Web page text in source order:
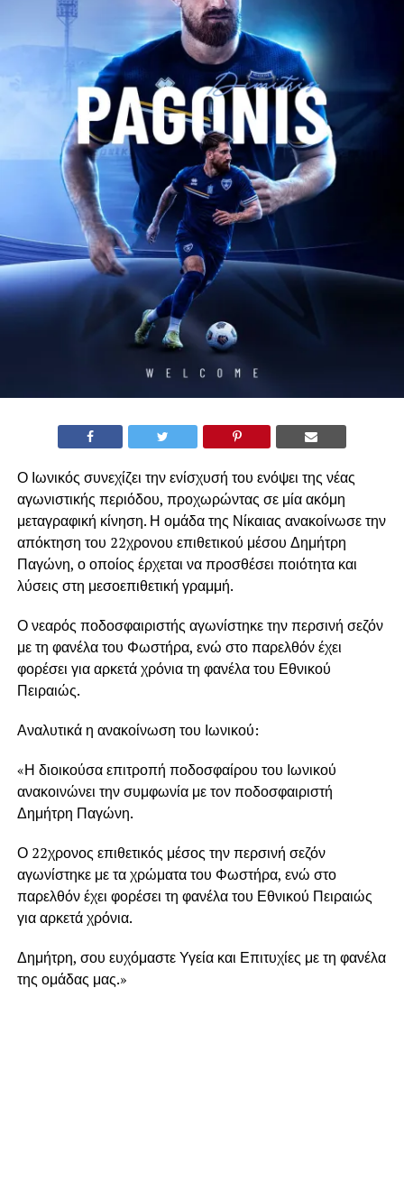
Ο Ιωνικός συνεχίζει την ενίσχυσή του ενόψει της νέας
αγωνιστικής περιόδου, προχωρώντας σε μία ακόμη
μεταγραφική κίνηση. Η ομάδα της Νίκαιας ανακοίνωσε την
απόκτηση του 22χρονου επιθετικού μέσου Δημήτρη
Παγώνη, ο οποίος έρχεται να προσθέσει ποιότητα και
λύσεις στη μεσοεπιθετική γραμμή.
Ο νεαρός ποδοσφαιριστής αγωνίστηκε την περσινή σεζόν
με τη φανέλα του Φωστήρα, ενώ στο παρελθόν έχει
φορέσει για αρκετά χρόνια τη φανέλα του Εθνικού
Πειραιώς.
Αναλυτικά η ανακοίνωση του Ιωνικού:
«Η διοικούσα επιτροπή ποδοσφαίρου του Ιωνικού
ανακοινώνει την συμφωνία με τον ποδοσφαιριστή
Δημήτρη Παγώνη.
Ο 22χρονος επιθετικός μέσος την περσινή σεζόν
αγωνίστηκε με τα χρώματα του Φωστήρα, ενώ στο
παρελθόν έχει φορέσει τη φανέλα του Εθνικού Πειραιώς
για αρκετά χρόνια.
Δημήτρη, σου ευχόμαστε Υγεία και Επιτυχίες με τη φανέλα
της ομάδας μας.»